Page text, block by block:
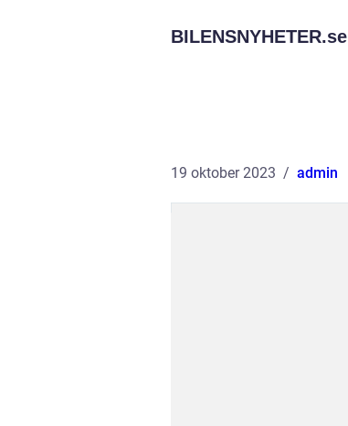
BILENSNYHETER.se
19 oktober 2023 admin